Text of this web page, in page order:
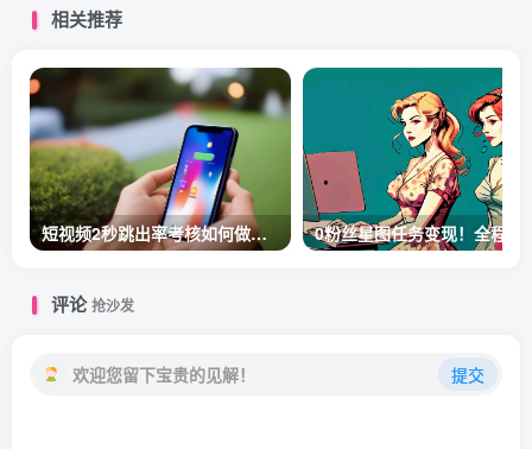
相关推荐
短视频2秒跳出率考核如何做留存？
评论抢沙发
欢迎您留下宝贵的见解！ 提交